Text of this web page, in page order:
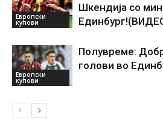
Европски
купови
Шкендија со
Европски
купови
Полувреме:
голови во